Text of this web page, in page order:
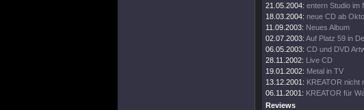
21.05.2004: entern Studio im
18.03.2004: neue CD ab
11.09.2003: Neues Album
02.07.2003: Auf Platz 59 in
06.05.2003: CD und DVD
28.11.2002: Live CD
19.01.2002: Metal in TV
13.12.2001: KREATOR nicht
06.11.2001: KREATOR für
Reviews